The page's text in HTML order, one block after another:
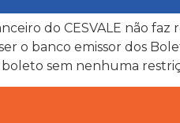
do CESVALE não
o banco emissor dos
sem nenhuma